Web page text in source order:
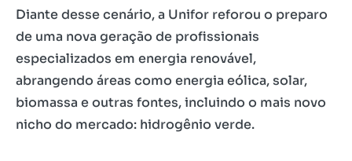
Diante desse cenário, a Unifor reforou o preparo
de uma nova geração de profissionais
especializados em energia renovável,
abrangendo áreas como energia eólica, solar,
biomassa e outras fontes, incluindo o mais novo
nicho do mercado: hidrogênio verde.